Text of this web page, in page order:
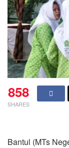
858
SHARES
Bantul (MTs